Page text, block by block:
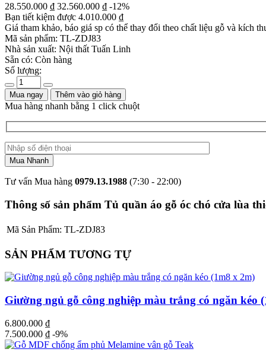
28.550.000 ₫ 32.560.000 ₫ -12%
Bạn tiết kiệm được 4.010.000 ₫
Giá tham khảo, báo giá sp có thể thay đổi theo chất liệu gỗ và kích
Mã sản phẩm: TL-ZDJ83
Nhà sản xuất: Nội thất Tuấn Linh
Sẵn có: Còn hàng
Số lượng:
Mua ngay Thêm vào giỏ hàng
Mua hàng nhanh bằng 1 click chuột
Tư vấn Mua hàng 0979.13.1988 (7:30 - 22:00)
Thông số sản phẩm Tủ quần áo gỗ óc chó cửa lùa
Mã Sản Phẩm: TL-ZDJ83
SẢN PHẨM TƯƠNG TỰ
Giường ngủ gỗ công nghiệp màu trắng có ngăn kéo
6.800.000 ₫
7.500.000 ₫ -9%